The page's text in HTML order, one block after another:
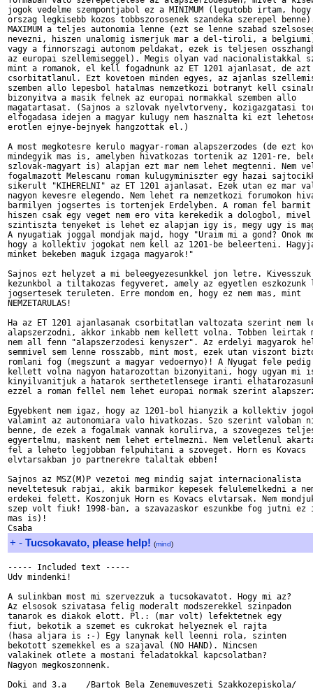
jogok vedelme szempontjabol ez a MINIMUM (legutobb irtam,
orszag legkisebb kozos tobbszorosenek szandeka szerepel
MAXIMUM a teljes autonomia lenne (ezt se lenne szabad
nevezni, hiszen unalomig ismerjuk mar a del-tiroli, a
vagy a finnorszagi autonom peldakat, ezek is teljesen
az europai szellemiseggel). Megis olyan vad nacionalistakkal
mint a romanok, el kell fogadnunk az ET 1201 ajanlasat, de
csorbitatlanul. Ezt kovetoen minden egyes, az ajanlas
szemben allo lepesbol hatalmas nemzetkozi botranyt kell
bizonyitva a masik felnek az europai normakkal szemben allo
magatartasat. (Sajnos a szlovak nyelvtorveny, kozigazgatasi
elfogadasa idejen a magyar kulugy nem hasznalta ki ezt
erotlen ejnye-bejnyek hangzottak el.)
A most megkotesre kerulo magyar-roman alapszerzodes (de ezt
mindegyik mas is, amelyben hivatkozas tortenik az 1201-re,
szlovak-magyart is) alapjan ezt mar nem lehet megtenni. Nem
fogalmazott Melescanu roman kulugyminiszter egy hazai
sikerult "KIHERELNI" az ET 1201 ajanlasat. Ezek utan ez mar
nagyon kevesre elegendo. Nem lehet ra nemzetkozi forumokon
barmilyen jogsertes is tortenjek Erdelyben. A roman fel barmit
hiszen csak egy veget nem ero vita kerekedik a dologbol, mivel
szintiszta tenyeket is lehet ez alapjan igy is, megy ugy is
A nyugatiak joggal mondjak majd, hogy "Uraim mi a gond? Onok
hogy a kollektiv jogokat nem kell az 1201-be beleerteni.
minket bekeben maguk izgaga magyarok!"
Sajnos ezt helyzet a mi beleegyezesunkkel jon letre.
kezunkbol a tiltakozas fegyveret, amely az egyetlen eszkozunk
jogsertesek teruleten. Erre mondom en, hogy ez nem mas, mint
NEMZETARULAS!
Ha az ET 1201 ajanlasanak csorbitatlan valtozata szerint nem
alapszerzodni, akkor inkabb nem kellett volna. Tobben leirtak
nem all fenn "alapszerzodesi kenyszer". Az erdelyi magyarok
semmivel sem lenne rosszabb, mint most, ezek utan viszont
romlani fog (megszunt a magyar vedoernyo)! A Nyugat fele
kellett volna nagyon hatarozottan bizonyitani, hogy ugyan mi
kinyilvanitjuk a hatarok serthetetlensege iranti
ezzel a roman fellel nem lehet europai normak szerint
Egyebkent nem igaz, hogy az 1201-bol hianyzik a kollektiv
valamint az autonomiara valo hivatkozas. Szo szerint valoban
benne, de ezek a fogalmak vannak korulirva, a szovegezes
egyertelmu, maskent nem lehet ertelmezni. Nem veletlenul
fel a leheto legjobban felpuhitani a szoveget. Horn es Kovacs
elvtarsakban jo partnerekre talaltak ebben!
Sajnos az MSZ(M)P vezetoi meg mindig sajat internacionalista
neveltetesuk rabjai, akik barmikor kepesek felulemelkedni a
erdekei felett. Koszonjuk Horn es Kovacs elvtarsak. Nem
szep volt fiuk! 1998-ban, a szavazaskor eszunkbe fog jutni ez
mas is)!
+ - Tucsokavato, please help! (mind)
----- Included text -----
Udv mindenki!
A sulinkban most mi szervezzuk a tucsokavatot. Hogy mi az?
Az elsosok szivatasa felig moderalt modszerekkel szinpadon
tanarok es diakok elott. Pl.: (mar volt) lefektetnek egy
fiut, bekotik a szemet es cukrokat helyeznek el rajta
(hasa aljara is :-) Egy lanynak kell leenni rola, szinten
bekotott szemekkel es a szajaval (NO HAND). Nincsen
valakinek otlete a mostani feladatokkal kapcsolatban?
Nagyon megkoszonnenk.
Doki and 3.a    /Bartok Bela Zenemuveszeti Szakkozepiskola/